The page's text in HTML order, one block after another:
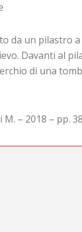
da un pilastro
Davanti al
di una
– 2018 – pp.